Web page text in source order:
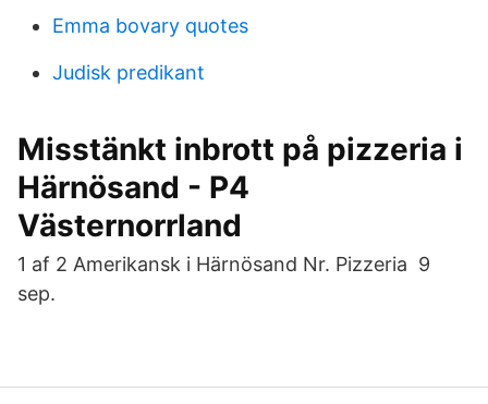
Emma bovary quotes
Judisk predikant
Misstänkt inbrott på pizzeria i
Härnösand - P4
Västernorrland
1 af 2 Amerikansk i Härnösand Nr. Pizzeria​ 9
sep.